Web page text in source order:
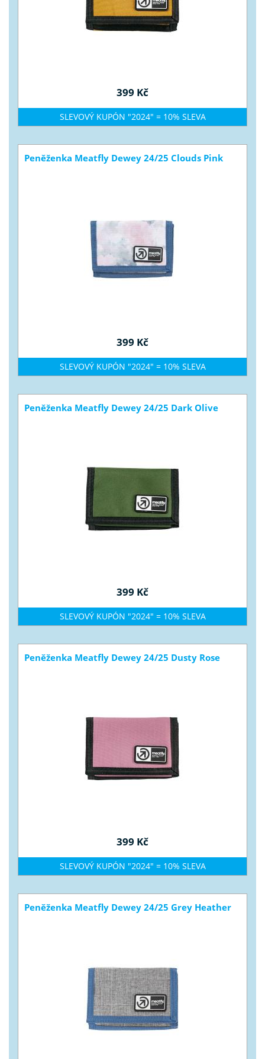
399 Kč
SLEVOVÝ KUPÓN "2024" = 10% SLEVA
Peněženka Meatfly Dewey 24/25 Clouds Pink
399 Kč
SLEVOVÝ KUPÓN "2024" = 10% SLEVA
Peněženka Meatfly Dewey 24/25 Dark Olive
399 Kč
SLEVOVÝ KUPÓN "2024" = 10% SLEVA
Peněženka Meatfly Dewey 24/25 Dusty Rose
399 Kč
SLEVOVÝ KUPÓN "2024" = 10% SLEVA
Peněženka Meatfly Dewey 24/25 Grey Heather